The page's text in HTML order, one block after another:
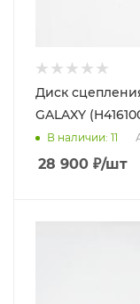
Диск
GALAXY
В наличии: 11
28 900 ₽/шт